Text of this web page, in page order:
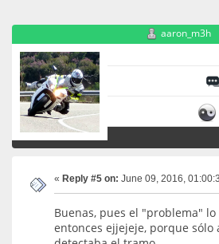
aaron_m3h
« Reply #5 on: June 09, 2016,
Buenas, pues el "problema"
entonces ejjejeje, porque sólo